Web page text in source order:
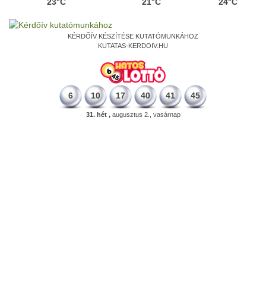
KÉRDŐÍV KÉSZÍTÉSE KUTATÓMUNKÁHOZ
KUTATAS-KERDOIV.HU
6 10 17 40 41 45
31. hét ,augusztus 2., vasárnap